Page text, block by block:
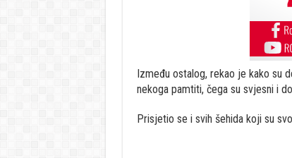
Između ostalog, rekao je kako su
nekoga pamtiti, čega su svjesni i
Prisjetio se i svih šehida koji su